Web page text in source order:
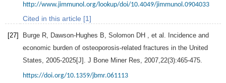
http://www.jimmunol.org/lookup/doi/10.4049/jimmunol.0904033
Cited in this article [1]
[27] Burge R Dawson-Hughes B Solomon DH , et al. Incidence and
economic burden of osteoporosis-related fractures in the United
States, 2005-2025[J]. J Bone Miner Res 2007 22(3):465-475.
https://doi.org/10.1359/jbmr.061113